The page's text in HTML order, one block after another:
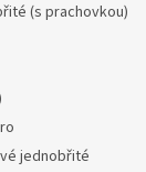
(s prachovkou)
jednobřité